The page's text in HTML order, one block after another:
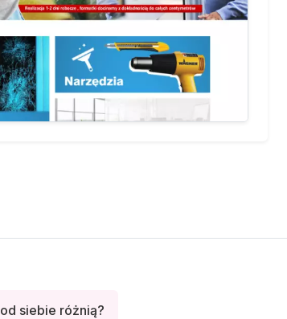
siebie różnią?